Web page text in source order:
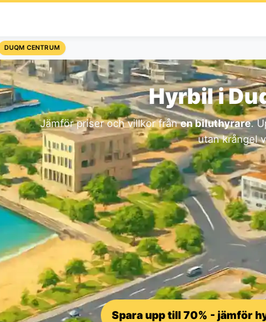
DUQM CENTRUM
Hyrbil i
Jämför priser och villkor frånen biluthyrare.
utan krångel
Spara upp till 70% - jämför